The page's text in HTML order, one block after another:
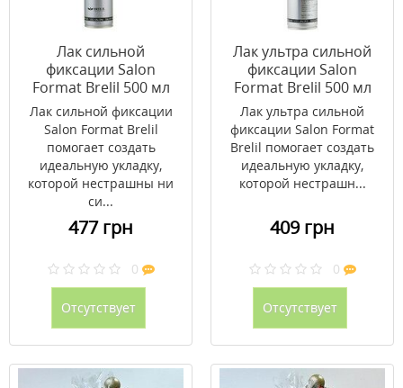
Лак сильной
фиксации Salon
Format Brelil 500 мл
Лак сильной фиксации
Salon Format Brelil
помогает создать
идеальную укладку,
которой нестрашны ни
си...
477 грн
0
Отсутствует
Лак ультра сильной
фиксации Salon
Format Brelil 500 мл
Лак ультра сильной
фиксации Salon Format
Brelil помогает создать
идеальную укладку,
которой нестрашн...
409 грн
0
Отсутствует